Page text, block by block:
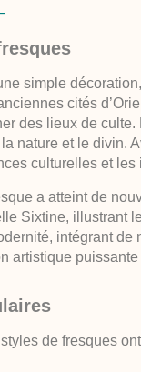
simple
cités
des lieux de
nature et le divin.
culturelles et
a atteint de
Sixtine, illustrant
intégrant
artistique
de fresques